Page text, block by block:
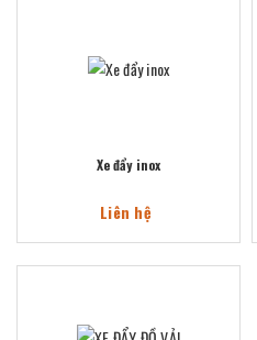
Xe đẩy inox
Liên hệ